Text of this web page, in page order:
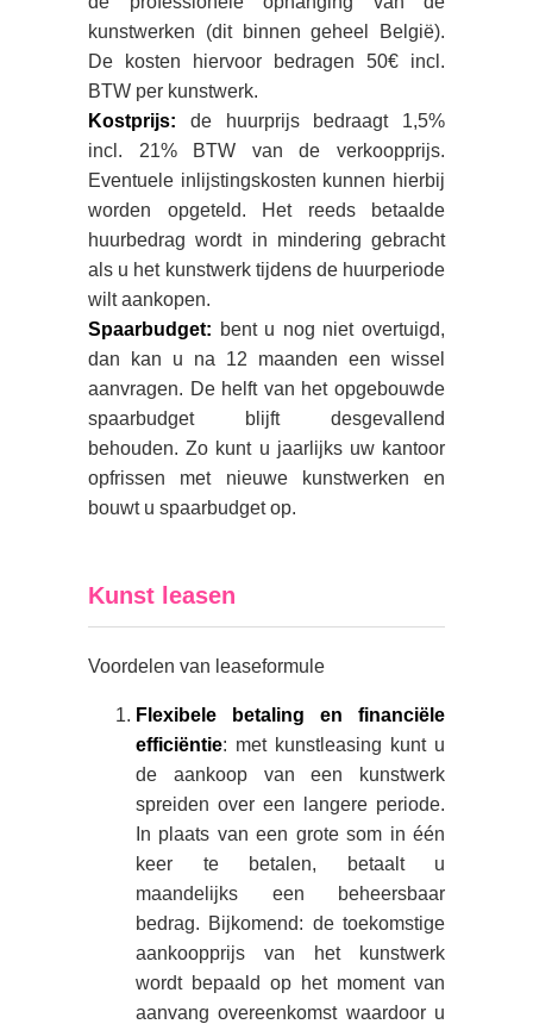
kunstwerken (dit binnen geheel België).
De kosten hiervoor bedragen 50€ incl.
BTW per kunstwerk.
Kostprijs: de huurprijs bedraagt 1,5%
incl. 21% BTW van de verkoopprijs.
Eventuele inlijstingskosten kunnen hierbij
worden opgeteld. Het reeds betaalde
huurbedrag wordt in mindering gebracht
als u het kunstwerk tijdens de huurperiode
wilt aankopen.
Spaarbudget: bent u nog niet overtuigd,
dan kan u na 12 maanden een wissel
aanvragen. De helft van het opgebouwde
spaarbudget blijft desgevallend
behouden. Zo kunt u jaarlijks uw kantoor
opfrissen met nieuwe kunstwerken en
bouwt u spaarbudget op.
Kunst leasen
Voordelen van leaseformule
Flexibele betaling en financiële
efficiëntie: met kunstleasing kunt u
de aankoop van een kunstwerk
spreiden over een langere periode.
In plaats van een grote som in één
keer te betalen, betaalt u
maandelijks een beheersbaar
bedrag. Bijkomend: de toekomstige
aankoopprijs van het kunstwerk
wordt bepaald op het moment van
aanvang overeenkomst waardoor u